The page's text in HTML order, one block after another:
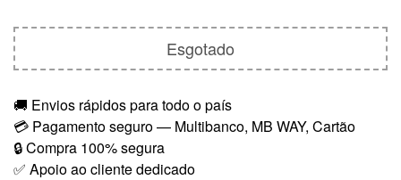
Esgotado
🚚 Envios rápidos para todo o país
💳 Pagamento seguro — Multibanco, MB WAY, Cartão
🔒 Compra 100% segura
✅ Apoio ao cliente dedicado